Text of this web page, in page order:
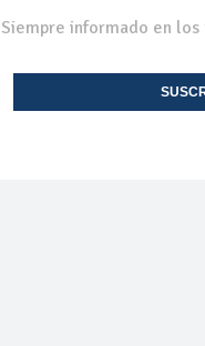
Siempre informado en